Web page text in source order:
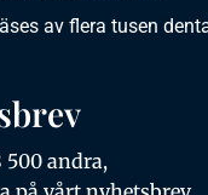
av flera tusen
kunskap,
artiklar,
i samverkan
500 andra,